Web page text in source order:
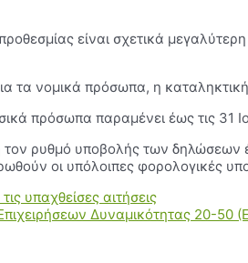
είναι σχετικά
τα νομικά πρόσωπα, η
πρόσωπα παραμένει έως τις 31
τον ρυθμό υποβολής των
οι υπόλοιπες φορολογικές
υπαχθείσες αιτήσεις
Δυναμικότητας 20-50